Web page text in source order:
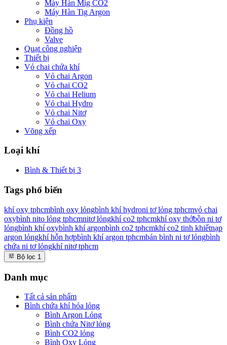
Máy Hàn Mig CO2
Máy Hàn Tig Argon
Phụ kiện
Đồng hồ
Valve
Quạt công nghiệp
Thiết bị
Vỏ chai chứa khí
Vỏ chai Argon
Vỏ chai CO2
Vỏ chai Helium
Vỏ chai Hydro
Vỏ chai Nitơ
Vỏ chai Oxy
Võng xếp
Loại khí
Bình & Thiết bị 3
Tags phổ biến
khí oxy tphcmbình oxy lỏngbình khí hydroni tơ lỏng tphcmvỏ chai
oxybình nito lỏng tphcmnitơ lỏngkhí co2 tphcmkhí oxy thởbồn ni tơ
lỏngbình khí oxybình khí argonbình co2 tphcmkhí co2 tinh khiếtnạp
argon lỏngkhí hỗn hợpbình khí argon tphcmbán bình ni tơ lỏngbình
chứa ni tơ lỏngkhí nitơ tphcm
Bộ lọc 1
Danh mục
Tất cả sản phẩm
Bình chứa khí hóa lỏng
Bình Argon Lỏng
Bình chứa Nitơ lỏng
Bình CO2 lỏng
Bình Oxy Lỏng